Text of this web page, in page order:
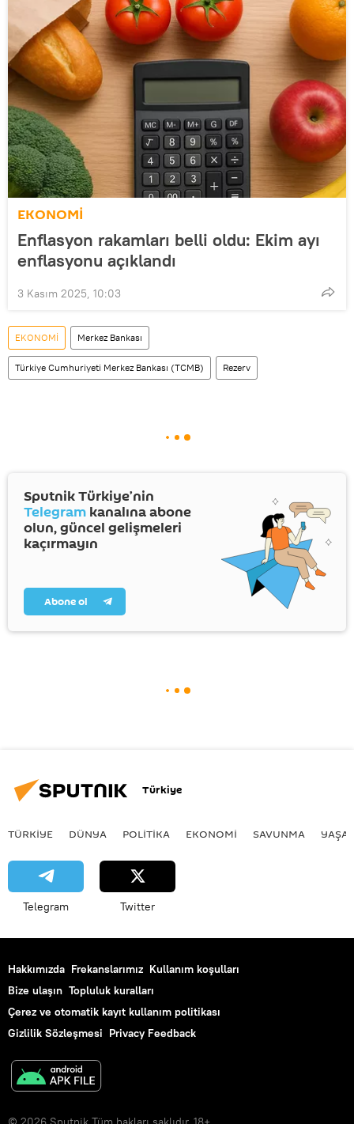
EKONOMİ
Enflasyon rakamları belli oldu: Ekim ayı
enflasyonu açıklandı
3 Kasım 2025, 10:03
EKONOMİ Merkez Bankası
Türkiye Cumhuriyeti Merkez Bankası (TCMB) Rezerv
Sputnik Türkiye’nin
Telegram kanalına abone
olun, güncel gelişmeleri
kaçırmayın
Abone ol
Türkiye
TÜRKIYE DÜNYA POLİTİKA EKONOMİ SAVUNMA
Telegram Twitter
Hakkımızda Frekanslarımız Kullanım koşulları
Bize ulaşın Topluluk kuralları
Çerez ve otomatik kayıt kullanım politikası
Gizlilik Sözleşmesi Privacy Feedback